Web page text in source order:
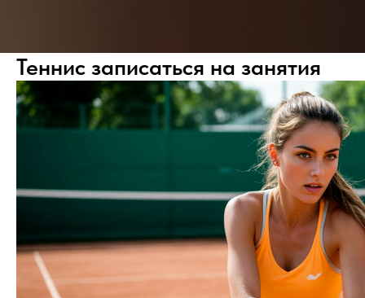
Теннис записаться на занятия